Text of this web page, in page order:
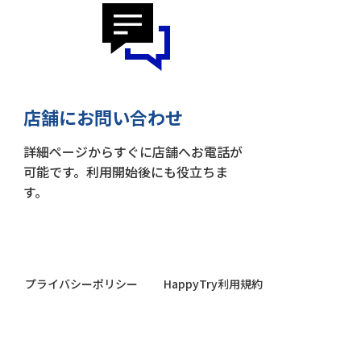
店舗にお問い合わせ
詳細ページからすぐに店舗へお電話が
可能です。利用開始後にも役立ちま
す。
プライバシーポリシー HappyTry利用規約